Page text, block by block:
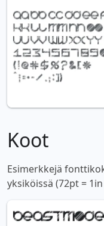
Koot
Esimerkkejä
yksiköissä (72pt =